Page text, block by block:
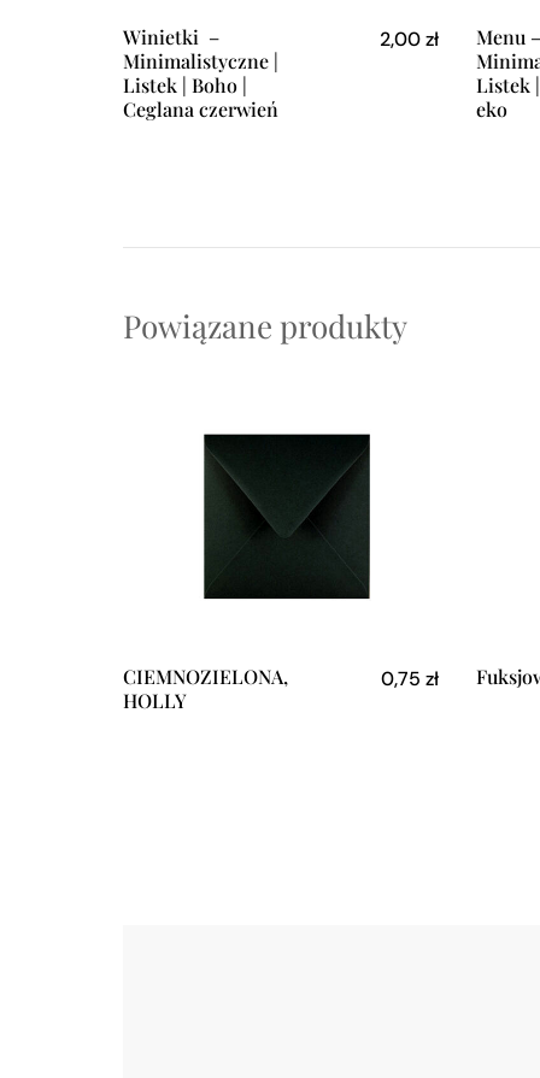
Winietki –
Minimalistyczne |
Listek | Boho |
Ceglana czerwień
2,00zł
Menu –
Listek
eko
Powiązane produkty
CIEMNOZIELONA,
HOLLY
0,75 zł